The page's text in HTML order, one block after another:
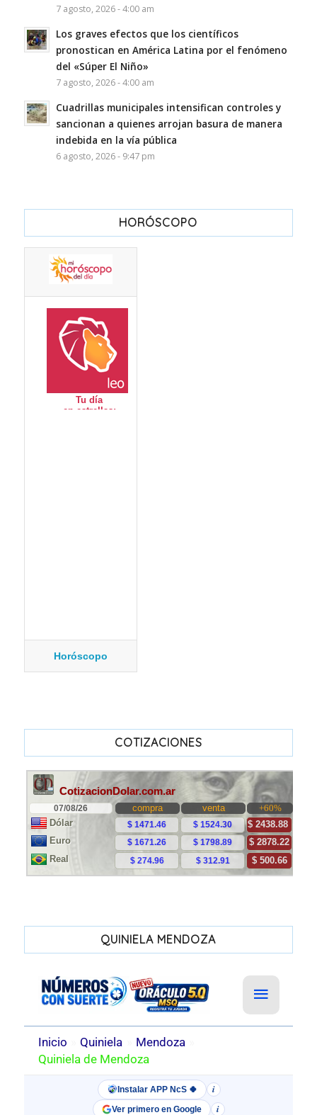
7 agosto, 2026 - 4:00 am
Los graves efectos que los científicos
pronostican en América Latina por el fenómeno
del «Súper El Niño»
7 agosto, 2026 - 4:00 am
Cuadrillas municipales intensifican controles y
sancionan a quienes arrojan basura de manera
indebida en la vía pública
6 agosto, 2026 - 9:47 pm
HORÓSCOPO
Horóscopo
COTIZACIONES
QUINIELA MENDOZA